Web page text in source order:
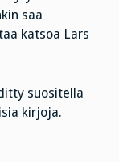
saa
katsoa Lars
suositella
kirjoja.